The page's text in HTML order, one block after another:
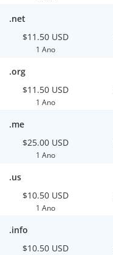
.net
$11.50 USD
1 Ano
.org
$11.50 USD
1 Ano
.me
$25.00 USD
1 Ano
.us
$10.50 USD
1 Ano
.info
$10.50 USD